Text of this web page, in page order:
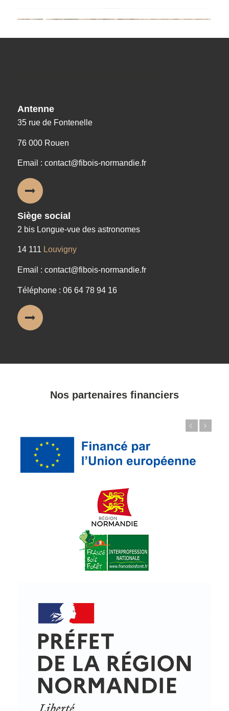
Antenne
35 rue de Fontenelle
76 000 Rouen
Email : contact@fibois-normandie.fr
Siège social
2 bis Longue-vue des astronomes
14 111 Louvigny
Email : contact@fibois-normandie.fr
Téléphone : 06 64 78 94 16
Nos partenaires financiers
© Copyright - ProfessionsBois | Conception et réalisation :
Le Plus Du Web
Politique de confidentialité